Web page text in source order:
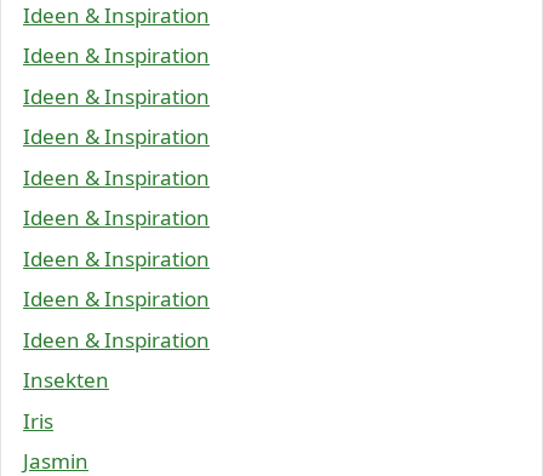
Ideen & Inspiration
Ideen & Inspiration
Ideen & Inspiration
Ideen & Inspiration
Ideen & Inspiration
Ideen & Inspiration
Ideen & Inspiration
Ideen & Inspiration
Ideen & Inspiration
Insekten
Iris
Jasmin